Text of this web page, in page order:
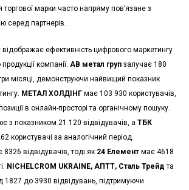
марки часто напряму пов’язане з
серед партнерів.
відображає ефективність цифрового маркетингу
компанії. АВ метал групзалучає 180
місяці, демонструючи найвищий показник
МЕТАЛ ХОЛДІНГмає 103 930 користувачів,
в онлайн-просторі та органічному пошуку.
з показником 21 120 відвідувачів, а ТБК
користувачі за аналогічний період.
відвідувачів, тоді як 24 Елементмає 4618
NICHELCROM UKRAINE, АПТТ, Сталь Трейд та
1827 до 3930 відвідувань, підтримуючи